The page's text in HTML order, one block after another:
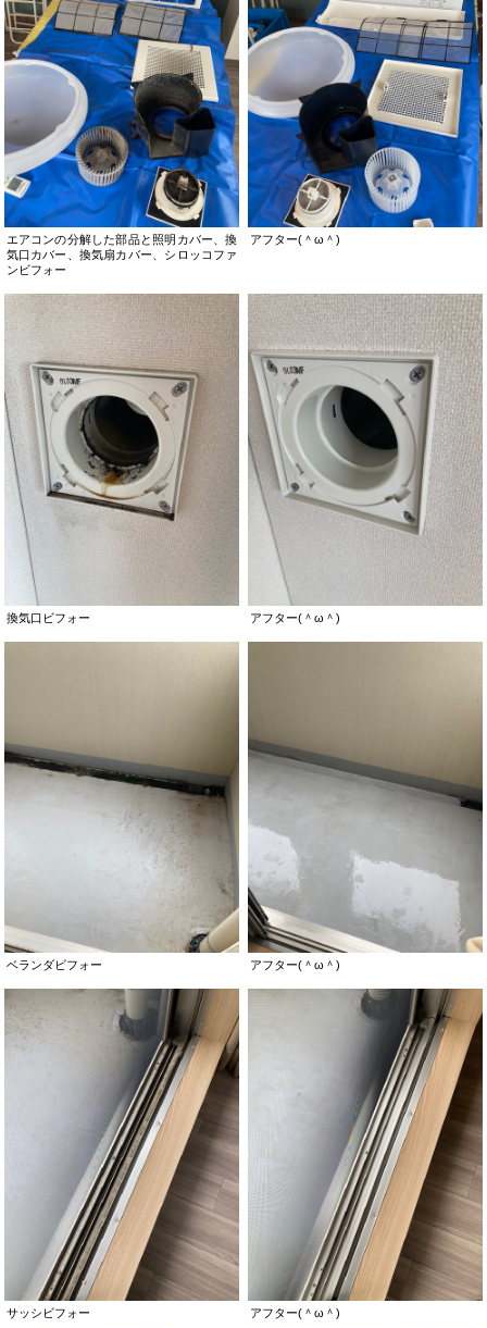
エアコンの分解した部品と照明カバー、換
気口カバー、換気扇カバー、シロッコファ
ンビフォー
アフター(＾ω＾)
換気口ビフォー アフター(＾ω＾)
ベランダビフォー アフター(＾ω＾)
サッシビフォー アフター(＾ω＾)